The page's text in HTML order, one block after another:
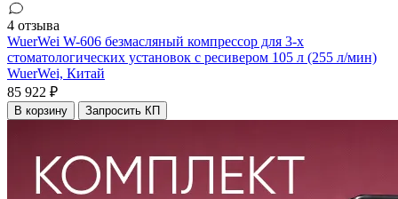
4 отзыва
WuerWei W-606 безмасляный компрессор для 3-х
стоматологических установок с ресивером 105 л (255 л/мин)
WuerWei, Китай
85 922 ₽
В корзину Запросить КП